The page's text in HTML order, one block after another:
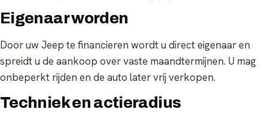
Eigenaar worden
Door uw Jeep te financieren wordt u direct eigenaar en
spreidt u de aankoop over vaste maandtermijnen. U mag
onbeperkt rijden en de auto later vrij verkopen.
Techniek en actieradius